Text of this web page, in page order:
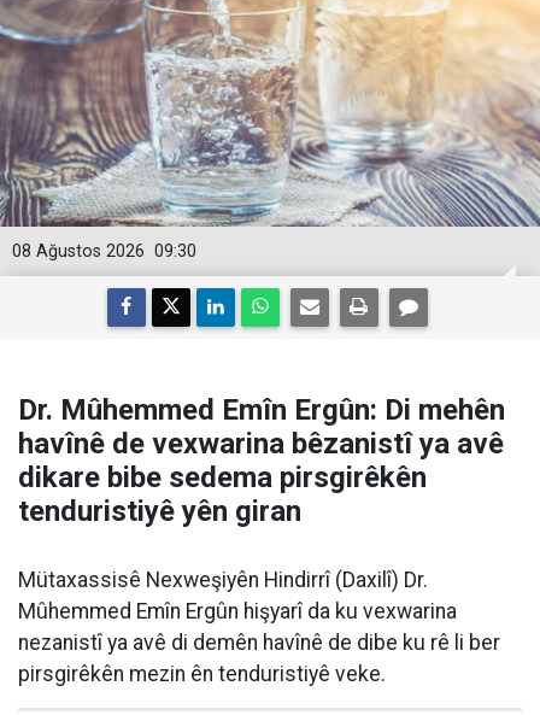
09:30
08 Ağustos 2026
Dr. Mûhemmed Emîn Ergûn: Di mehên
havînê de vexwarina bêzanistî ya avê
dikare bibe sedema pirsgirêkên
tenduristiyê yên giran
Mütaxassisê Nexweşiyên Hindirrî (Daxilî) Dr.
Mûhemmed Emîn Ergûn hişyarî da ku vexwarina
nezanistî ya avê di demên havînê de dibe ku rê li ber
pirsgirêkên mezin ên tenduristiyê veke.